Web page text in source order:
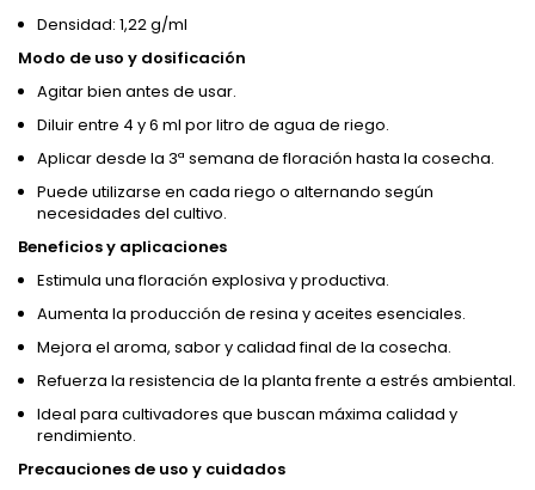
Densidad: 1,22 g/ml
Modo de uso y dosificación
Agitar bien antes de usar.
Diluir entre 4 y 6 ml por litro de agua de riego.
Aplicar desde la 3ª semana de floración hasta la cosecha.
Puede utilizarse en cada riego o alternando según
necesidades del cultivo.
Beneficios y aplicaciones
Estimula una floración explosiva y productiva.
Aumenta la producción de resina y aceites esenciales.
Mejora el aroma, sabor y calidad final de la cosecha.
Refuerza la resistencia de la planta frente a estrés ambiental.
Ideal para cultivadores que buscan máxima calidad y
rendimiento.
Precauciones de uso y cuidados